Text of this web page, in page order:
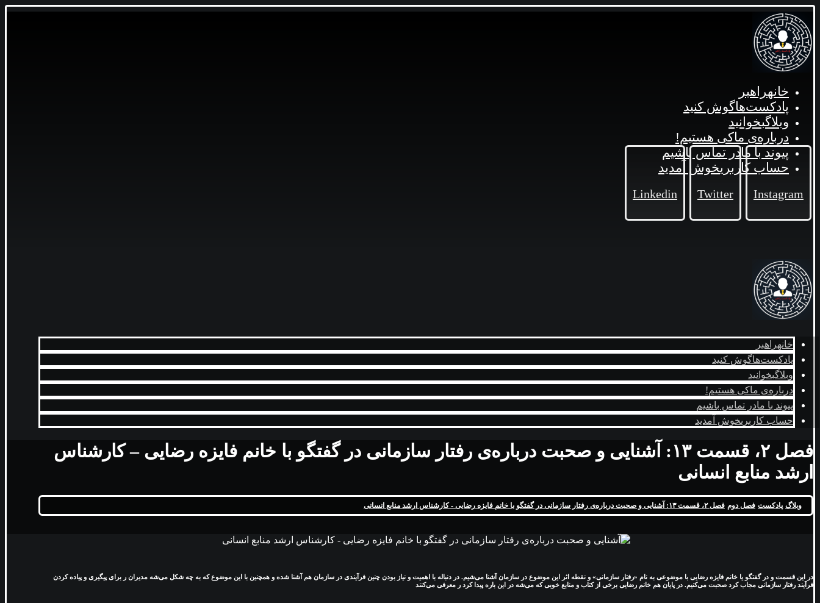
خانهراهبر
پادکست‌هاگوش کنید
وبلاگبخوانید
درباره‌ی ماکی هستیم!
پیوند با مادر تماس باشیم
حساب کاربریخوش آمدید
Linkedin Twitter Instagram
خانهراهبر
پادکست‌هاگوش کنید
وبلاگبخوانید
درباره‌ی ماکی هستیم!
پیوند با مادر تماس باشیم
حساب کاربریخوش آمدید
فصل ۲، قسمت ۱۳: آشنایی و صحبت درباره‌ی رفتار سازمانی در گفتگو با خانم فایزه رضایی – کارشناس
ارشد منابع انسانی
وبلاگ پادکست فصل دوم فصل ۲، قسمت ۱۳: آشنایی و صحبت درباره‌ی رفتار سازمانی در گفتگو با خانم فایزه رضایی - کارشناس ارشد منابع انسانی
در این قسمت و در گفتگو یا خانم فایزه رضایی با موضوعی به نام «رفتار سازمانی» و نقطه اثر این موضوع در سازمان آشنا می‌شیم. در دنباله با اهمیت و نیاز بودن چنین فرآیندی در سازمان هم آشنا شده و همچنین با این موضوع که به چه شکل می‌شه مدیران ر برای پیگیری و پیاده کردن
فرآیند رفتار سازمانی مجاب کرد صحبت می‌کنیم. در پایان هم خانم رضایی برخی از کتاب و منابع خوبی که می‌شه در این باره پیدا کرد ر معرفی می‌کنند